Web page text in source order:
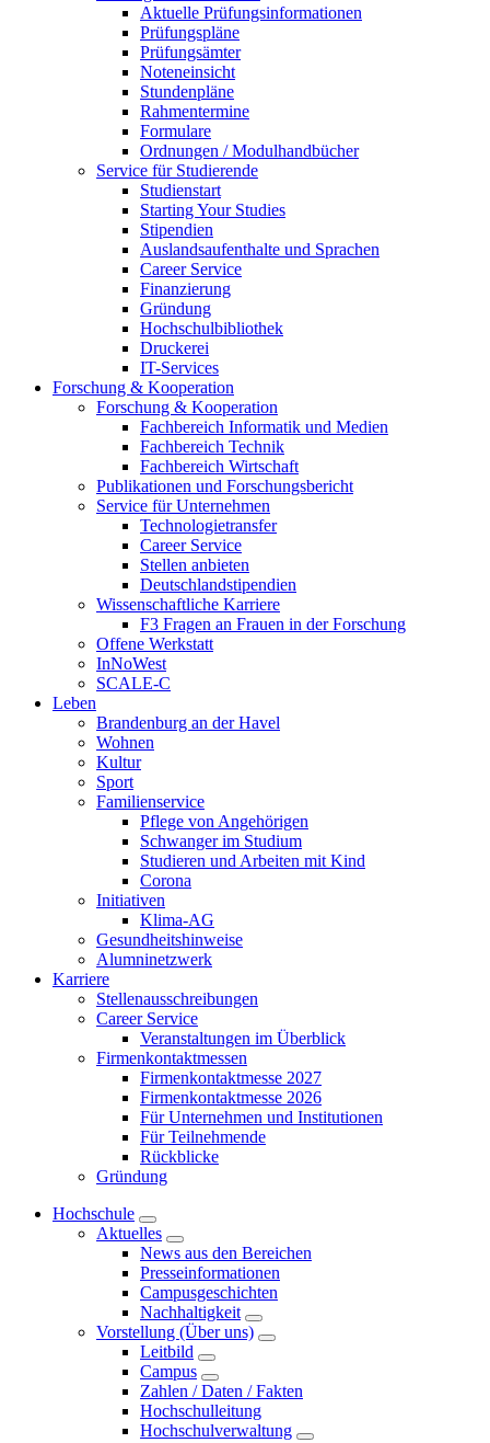
Aktuelle Prüfungsinformationen
Prüfungspläne
Prüfungsämter
Noteneinsicht
Stundenpläne
Rahmentermine
Formulare
Ordnungen / Modulhandbücher
Service für Studierende
Studienstart
Starting Your Studies
Stipendien
Auslandsaufenthalte und Sprachen
Career Service
Finanzierung
Gründung
Hochschulbibliothek
Druckerei
IT-Services
Forschung & Kooperation
Forschung & Kooperation
Fachbereich Informatik und Medien
Fachbereich Technik
Fachbereich Wirtschaft
Publikationen und Forschungsbericht
Service für Unternehmen
Technologietransfer
Career Service
Stellen anbieten
Deutschlandstipendien
Wissenschaftliche Karriere
F3 Fragen an Frauen in der Forschung
Offene Werkstatt
InNoWest
SCALE-C
Leben
Brandenburg an der Havel
Wohnen
Kultur
Sport
Familienservice
Pflege von Angehörigen
Schwanger im Studium
Studieren und Arbeiten mit Kind
Corona
Initiativen
Klima-AG
Gesundheitshinweise
Alumninetzwerk
Karriere
Stellenausschreibungen
Career Service
Veranstaltungen im Überblick
Firmenkontaktmessen
Firmenkontaktmesse 2027
Firmenkontaktmesse 2026
Für Unternehmen und Institutionen
Für Teilnehmende
Rückblicke
Gründung
Hochschule
Aktuelles
News aus den Bereichen
Presseinformationen
Campusgeschichten
Nachhaltigkeit
Vorstellung (Über uns)
Leitbild
Campus
Zahlen / Daten / Fakten
Hochschulleitung
Hochschulverwaltung